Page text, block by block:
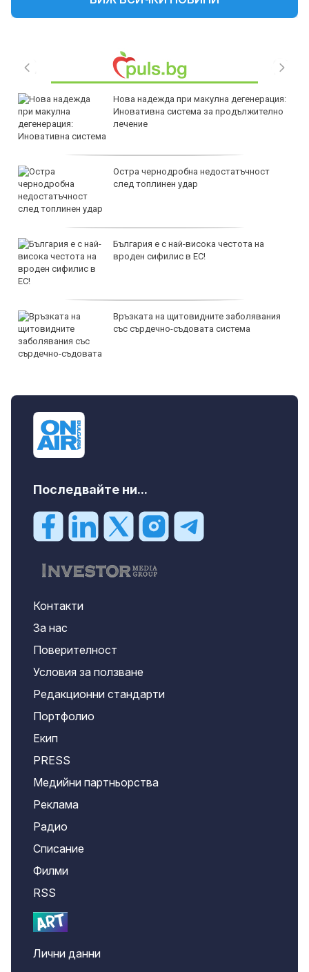
Нова надежда при макулна дегенерация:
Иновативна система за продължително
лечение
Остра чернодробна недостатъчност
след топлинен удар
България е с най-висока честота на
вроден сифилис в ЕС!
Връзката на щитовидните заболявания
със сърдечно-съдовата система
Последвайте ни...
Контакти
За нас
Поверителност
Условия за ползване
Редакционни стандарти
Портфолио
Екип
PRESS
Медийни партньорства
Реклама
Радио
Списание
Филми
RSS
Лични данни